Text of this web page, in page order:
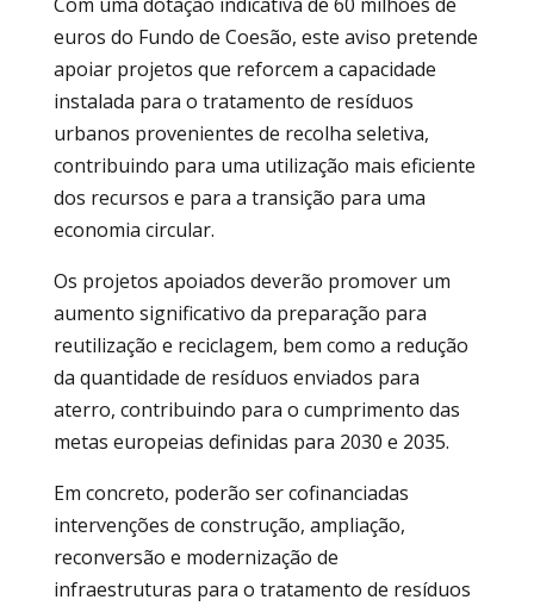
euros do Fundo de Coesão, este aviso pretende
apoiar projetos que reforcem a capacidade
instalada para o tratamento de resíduos
urbanos provenientes de recolha seletiva,
contribuindo para uma utilização mais eficiente
dos recursos e para a transição para uma
economia circular.
Os projetos apoiados deverão promover um
aumento significativo da preparação para
reutilização e reciclagem, bem como a redução
da quantidade de resíduos enviados para
aterro, contribuindo para o cumprimento das
metas europeias definidas para 2030 e 2035.
Em concreto, poderão ser cofinanciadas
intervenções de construção, ampliação,
reconversão e modernização de
infraestruturas para o tratamento de resíduos